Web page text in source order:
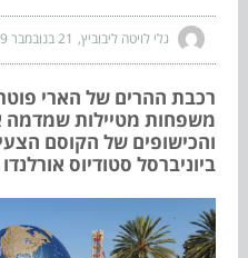
גלי לויטה ליבוביץ 21 בנובמבר 2019
רכבת ההרים של הארי
משפחות מטיילות שמדמה
והכישופים של הקוסם
ביוניברסל סטודיוס אורלנדו